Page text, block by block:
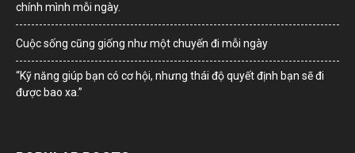
chính mình mỗi ngày.
Cuộc sống cũng giống như một chuyến đi mỗi ngày
“Kỹ năng giúp bạn có cơ hội, nhưng thái độ quyết định bạn sẽ đi
được bao xa.”